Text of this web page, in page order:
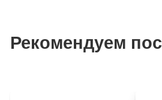
Рекомендуем